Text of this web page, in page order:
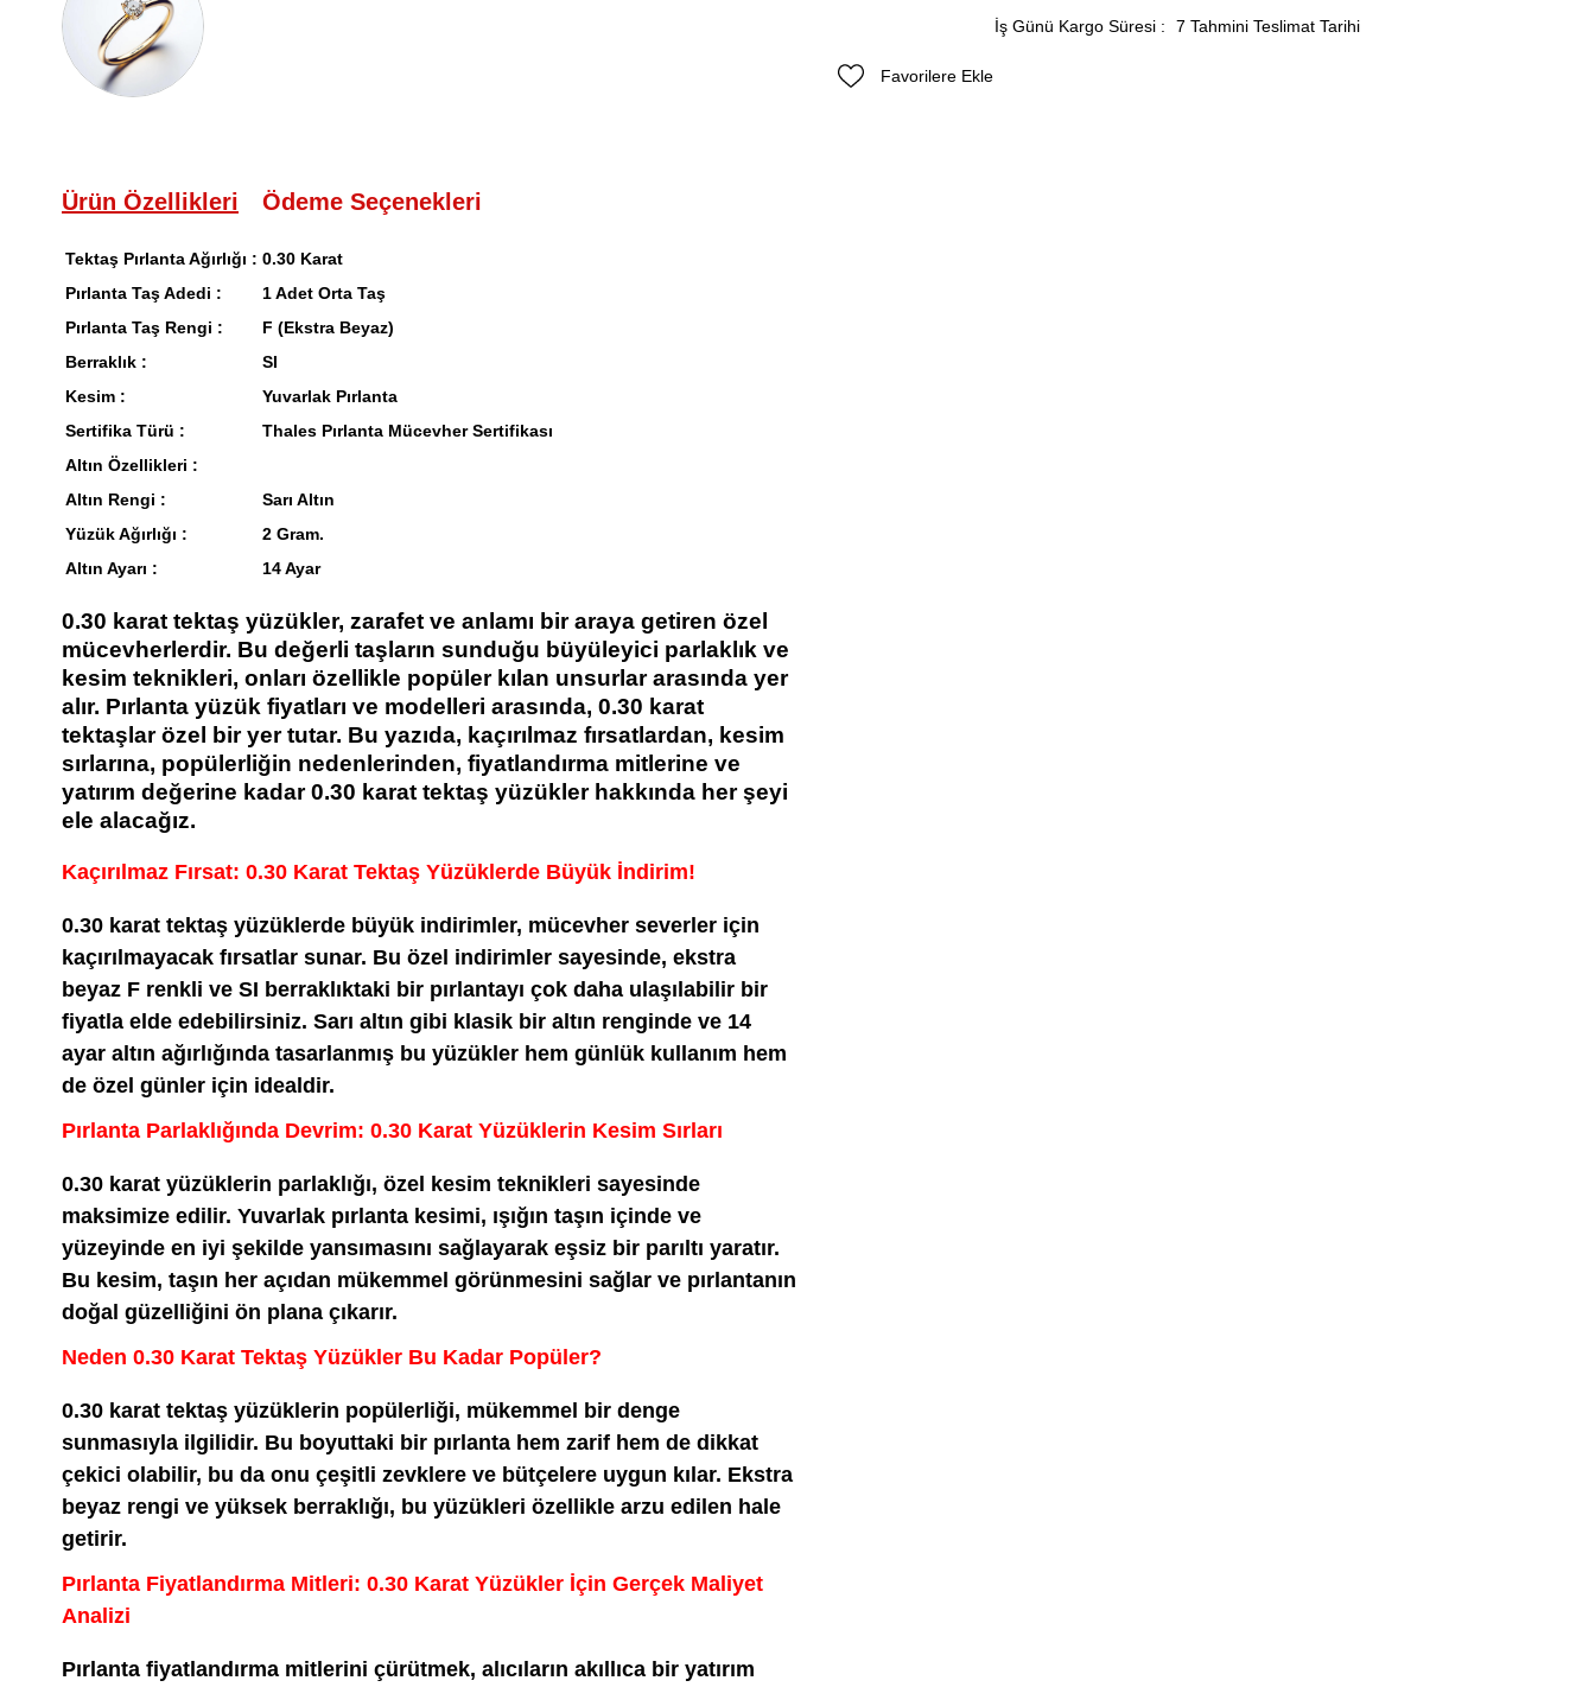
Ürün Özellikleri Ödeme Seçenekleri
Tektaş Pırlanta Ağırlığı : 0.30 Karat
Pırlanta Taş Adedi :
1 Adet Orta Taş
Pırlanta Taş Rengi :
F (Ekstra Beyaz)
Berraklık :
SI
Kesim :
Yuvarlak Pırlanta
Sertifika Türü :
Thales Pırlanta Mücevher Sertifikası
Altın Özellikleri :
Altın Rengi :
Sarı Altın
Yüzük Ağırlığı :
2 Gram.
Altın Ayarı :
14 Ayar
0.30 karat tektaş yüzükler, zarafet ve anlamı bir araya getiren özel
mücevherlerdir. Bu değerli taşların sunduğu büyüleyici parlaklık ve
kesim teknikleri, onları özellikle popüler kılan unsurlar arasında yer
alır. Pırlanta yüzük fiyatları ve modelleri arasında, 0.30 karat
tektaşlar özel bir yer tutar. Bu yazıda, kaçırılmaz fırsatlardan, kesim
sırlarına, popülerliğin nedenlerinden, fiyatlandırma mitlerine ve
yatırım değerine kadar 0.30 karat tektaş yüzükler hakkında her şeyi
ele alacağız.
Kaçırılmaz Fırsat: 0.30 Karat Tektaş Yüzüklerde Büyük İndirim!
0.30 karat tektaş yüzüklerde büyük indirimler, mücevher severler için
kaçırılmayacak fırsatlar sunar. Bu özel indirimler sayesinde, ekstra
beyaz F renkli ve SI berraklıktaki bir pırlantayı çok daha ulaşılabilir bir
fiyatla elde edebilirsiniz. Sarı altın gibi klasik bir altın renginde ve 14
ayar altın ağırlığında tasarlanmış bu yüzükler hem günlük kullanım hem
de özel günler için idealdir.
Pırlanta Parlaklığında Devrim: 0.30 Karat Yüzüklerin Kesim Sırları
0.30 karat yüzüklerin parlaklığı, özel kesim teknikleri sayesinde
maksimize edilir. Yuvarlak pırlanta kesimi, ışığın taşın içinde ve
yüzeyinde en iyi şekilde yansımasını sağlayarak eşsiz bir parıltı yaratır.
Bu kesim, taşın her açıdan mükemmel görünmesini sağlar ve pırlantanın
doğal güzelliğini ön plana çıkarır.
Neden 0.30 Karat Tektaş Yüzükler Bu Kadar Popüler?
0.30 karat tektaş yüzüklerin popülerliği, mükemmel bir denge
sunmasıyla ilgilidir. Bu boyuttaki bir pırlanta hem zarif hem de dikkat
çekici olabilir, bu da onu çeşitli zevklere ve bütçelere uygun kılar. Ekstra
beyaz rengi ve yüksek berraklığı, bu yüzükleri özellikle arzu edilen hale
getirir.
Pırlanta Fiyatlandırma Mitleri: 0.30 Karat Yüzükler İçin Gerçek Maliyet
Analizi
Pırlanta fiyatlandırma mitlerini çürütmek, alıcıların akıllıca bir yatırım
İş Günü Kargo Süresi : 7 Tahmini Teslimat Tarihi
Favorilere Ekle